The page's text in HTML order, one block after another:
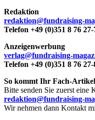
Redaktion
redaktion@fundraising-
Telefon +49 (0)351 8 76 27-
Anzeigenwerbung
verlag@fundraising-
Telefon +49 (0)351 8 76 27-
So kommt Ihr Fach-
Bitte senden Sie zuerst eine
redaktion@fundraising-
Wir nehmen dann Kontakt